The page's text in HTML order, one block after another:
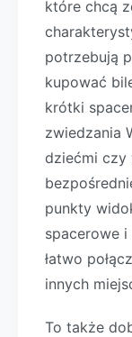
które chcą
potrzebują
kupować
krótki
zwiedzania
dziećmi czy
punkty
spacerowe
łatwo
innych
To także